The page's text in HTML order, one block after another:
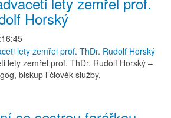
Horský
lety zemřel prof. ThDr. Rudolf Horský –
biskup i člověk služby.